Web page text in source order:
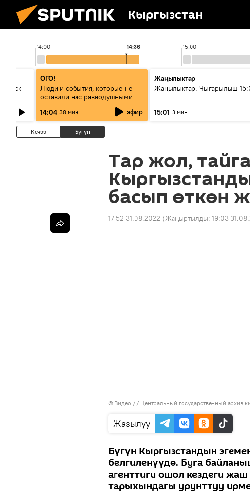
Кыргызстан
14:00 15:00
14:36
ОГО!
Люди и события, которые не
оставили нас равнодушными
14:04 38 мин эфир
Жаңылыктар
Жаңылыктар. Чыгарылыш
15:01 3 мин
Кечээ Бүгүн
Тар жол,
басып өткөн
17:52 31.08.2022 (Жаңыртылды: 19:03
© Видео / / Центральный государственный архив
Жазылуу
Бүгүн Кыргызстандын
белгиленүүдө. Буга
агенттиги ошол кездеги
тарыхындагы урунттуу